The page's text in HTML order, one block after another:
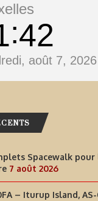
42
août 7, 2026
Spacewalk
7 août 2026
– Iturup Island, AS-